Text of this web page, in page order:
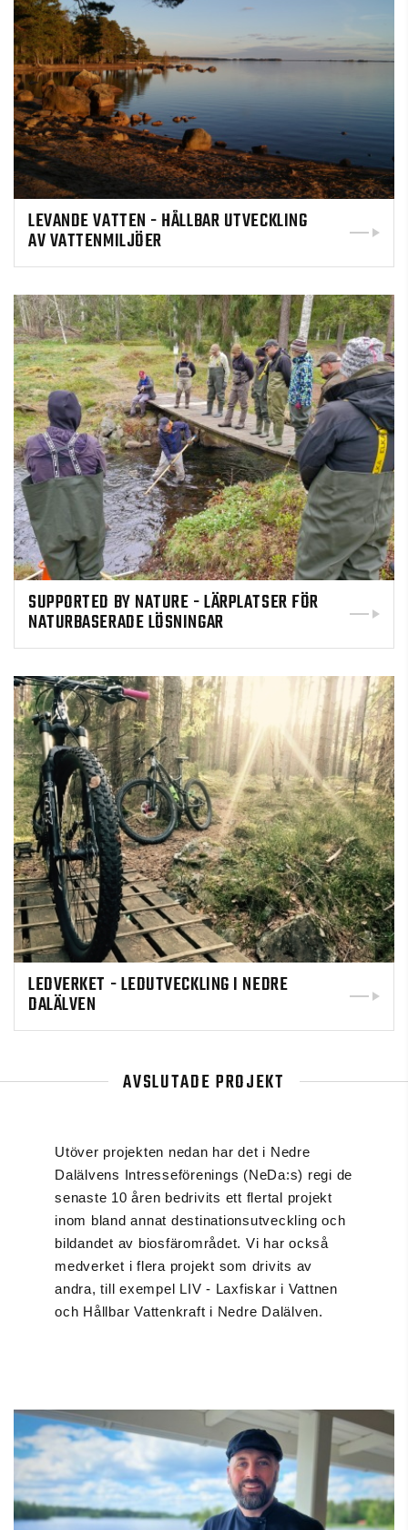
LEVANDE VATTEN - HÅLLBAR UTVECKLING
AV VATTENMILJÖER
SUPPORTED BY NATURE - LÄRPLATSER FÖR
NATURBASERADE LÖSNINGAR
LEDVERKET - LEDUTVECKLING I NEDRE
DALÄLVEN
AVSLUTADE PROJEKT
Utöver projekten nedan har det i Nedre
Dalälvens Intresseförenings (NeDa:s) regi de
senaste 10 åren bedrivits ett flertal projekt
inom bland annat destinationsutveckling och
bildandet av biosfärområdet. Vi har också
medverket i flera projekt som drivits av
andra, till exempel LIV - Laxfiskar i Vattnen
och Hållbar Vattenkraft i Nedre Dalälven.